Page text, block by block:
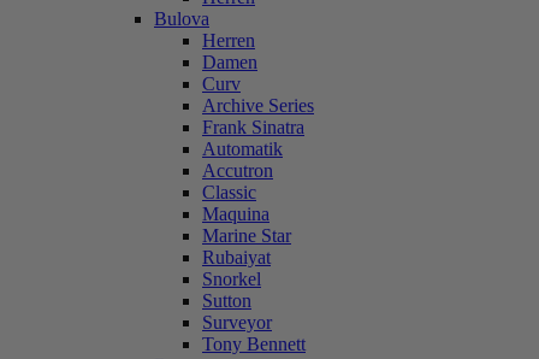
Bulova
Herren
Damen
Curv
Archive Series
Frank Sinatra
Automatik
Accutron
Classic
Maquina
Marine Star
Rubaiyat
Snorkel
Sutton
Surveyor
Tony Bennett